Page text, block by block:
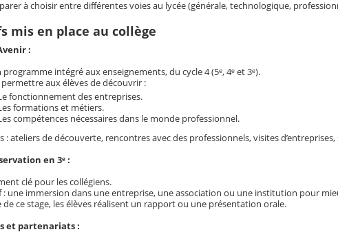
à choisir entre différentes voies au lycée (générale, technologique,
mis en place au collège
:
programme intégré aux enseignements, du cycle 4 (5ᵉ, 4ᵉ et 3ᵉ).
permettre aux élèves de découvrir :
fonctionnement des entreprises.
formations et métiers.
compétences nécessaires dans le monde professionnel.
: ateliers de découverte, rencontres avec des professionnels, visites d’entreprises,
en 3ᵉ :
clé pour les collégiens.
: une immersion dans une entreprise, une association ou une institution pour
de ce stage, les élèves réalisent un rapport ou une présentation orale.
et partenariats :